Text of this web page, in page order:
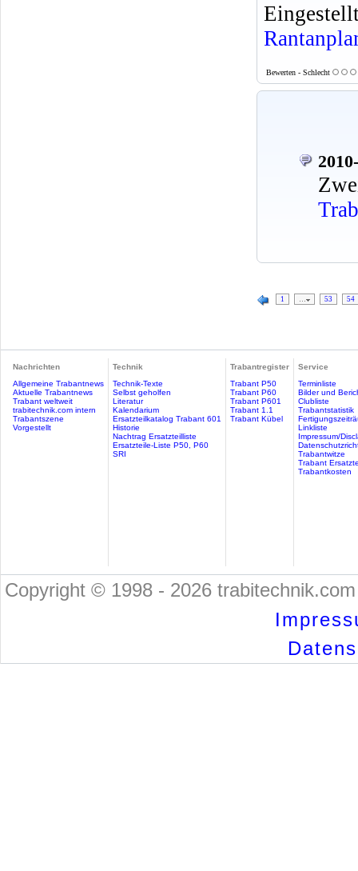
Bewerten - Schlecht
1 53 54
Nachrichten
Allgemeine Trabantnews
Aktuelle Trabantnews
Trabant weltweit
trabitechnik.com intern
Trabantszene
Vorgestellt
Technik
Technik-Texte
Selbst geholfen
Literatur
Kalendarium
Ersatzteilkatalog Trabant 601
Historie
Nachtrag Ersatzteilliste
Ersatzteile-Liste P50, P60
SRI
Trabantregister
Trabant P50
Trabant P60
Trabant P601
Trabant 1.1
Trabant Kübel
Service
Terminliste
Bilder und
Clubliste
Trabantstatistik
Linkliste
Impressum/
Trabantwitze
Trabant
Trabantkosten
Copyright © 1998 - 2026